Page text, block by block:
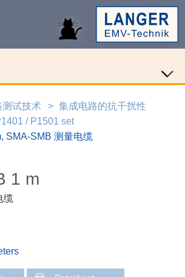
测试技术
集成电路的抗干扰性
/ P1501 set
SMA-SMB 测量电缆
1 m
缆